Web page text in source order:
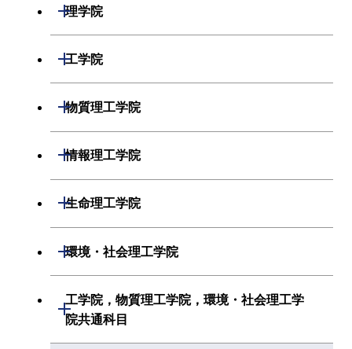
理学院
開閉
化学系
初年次専門科目
創造プロセス科目
共通専門科目
工学院
開閉
機械系
電気電子系
経営工学系
初年次専門科目
創造プロセス科目
物質理工学院
開閉
材料系
初年次専門科目
共通専門科目
情報理工学院
開閉
数理・計算科学系
初年次専門科目
創造プロセス科目
生命理工学院
開閉
生命理工学系
創造プロセス科目
環境・社会理工学院
開閉
建築学系
工学院，物質理工学院，環境・社会理工学
院共通科目
開閉